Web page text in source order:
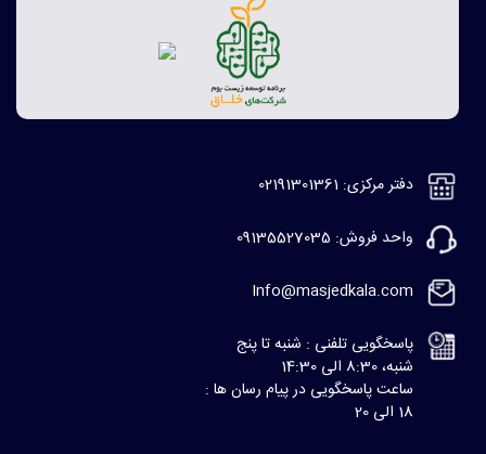
دفتر مرکزی: 02191301361
واحد فروش: 09135527035
Info@masjedkala.com
پاسخگویی تلفنی : شنبه تا پنج
شنبه، 8:30 الی 14:30
ساعت پاسخگویی در پیام رسان ها :
18 الی 20